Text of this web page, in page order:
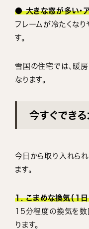
● 大きな窓が多い・
フレームが冷たくな
す。
雪国の住宅では、暖
なります。
今すぐでき
今日から取り入れら
ます。
1. こまめな換気（1
15分程度の換気を数
ります。